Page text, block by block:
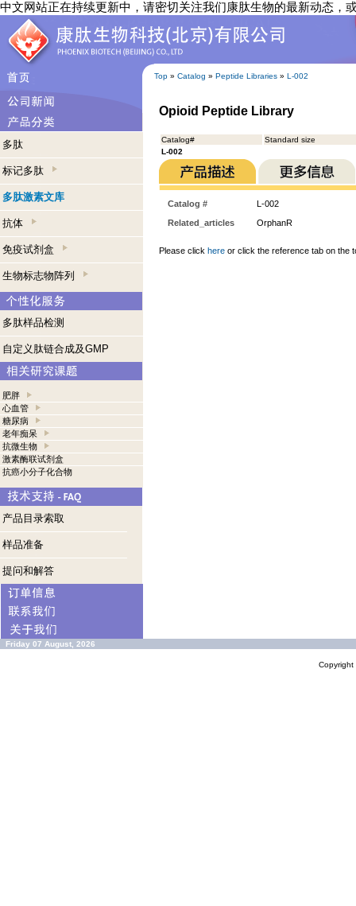
中文网站正在持续更新中，请密切关注我们康肽生物的最新动态，
Top » Catalog » Peptide Libraries » L-002
多肽
标记多肽
多肽激素文库
抗体
免疫试剂盒
生物标志物阵列
多肽样品检测
自定义肽链合成及GMP
肥胖
心血管
糖尿病
老年痴呆
抗微生物
激素酶联试剂盒
抗癌小分子化合物
产品目录索取
样品准备
提问和解答
Opioid Peptide Library
Catalog#
Standard size
L-002
Catalog #
L-002
Related_articles
OrphanR
Please click here or click the reference tab on the
Friday 07 August, 2026